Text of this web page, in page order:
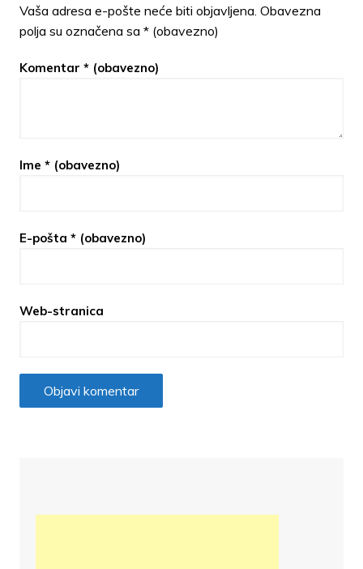
Vaša adresa e-pošte neće biti objavljena. Obavezna
polja su označena sa * (obavezno)
Komentar * (obavezno)
Ime * (obavezno)
E-pošta * (obavezno)
Web-stranica